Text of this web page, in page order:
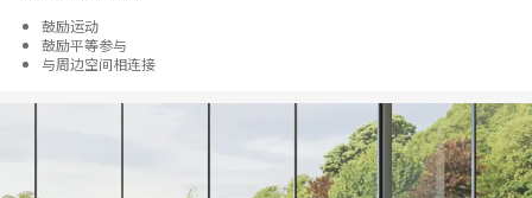
鼓励运动
鼓励平等参与
与周边空间相连接